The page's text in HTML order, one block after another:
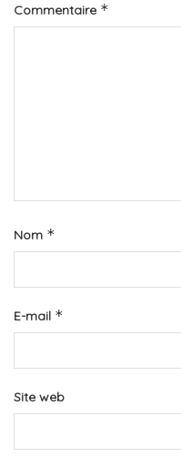
Commentaire *
Nom *
E-mail *
Site web